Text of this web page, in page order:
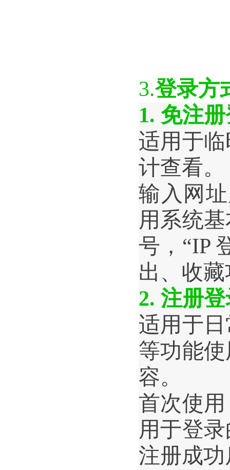
3.登录方
1. 免注册
适用于
计查看。
输入网
用系统
号，“IP
出、收
2. 注册
适用于
等功能
容。
首次使
用于登
注册成功